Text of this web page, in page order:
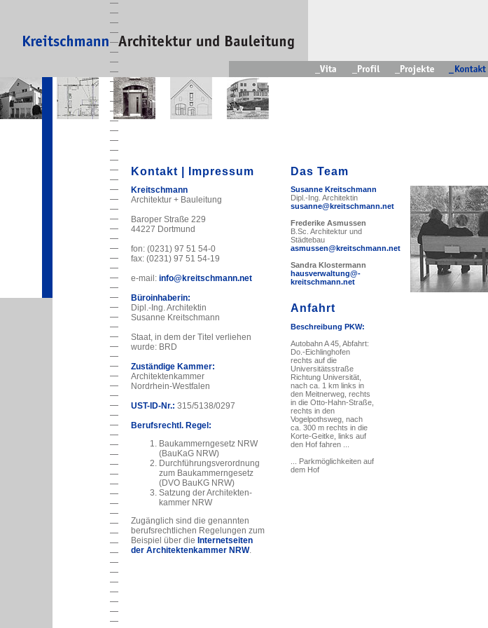
Kontakt | Impressum
Kreitschmann
Architektur + Bauleitung
Baroper Straße 229
44227 Dortmund
fon: (0231) 97 51 54-0
fax: (0231) 97 51 54-19
e-mail: info@kreitschmann.net
Büroinhaberin:
Dipl.-Ing. Architektin
Susanne Kreitschmann
Staat, in dem der Titel verliehen
wurde: BRD
Zuständige Kammer:
Architektenkammer
Nordrhein-Westfalen
UST-ID-Nr.: 315/5138/0297
Berufsrechtl. Regel:
Baukammerngesetz NRW
(BauKaG NRW)
Durchführungsverordnung
zum Baukammerngesetz
(DVO BauKG NRW)
Satzung der Architekten-
kammer NRW
Zugänglich sind die genannten
berufsrechtlichen Regelungen zum
Beispiel über die Internetseiten
der Architektenkammer NRW.
Das Team
Susanne Kreitschmann
Dipl.-Ing. Architektin
susanne@kreitschmann.net
Frederike Asmussen
B.Sc. Architektur und
Städtebau
asmussen@kreitschmann.net
Sandra Klostermann
hausverwaltung@­
kreitschmann.net
Anfahrt
Beschreibung PKW:
Autobahn A 45, Abfahrt:
Do.-Eichlinghofen
rechts auf die
Universitätsstraße
Richtung Universität,
nach ca. 1 km links in
den Meitnerweg, rechts
in die Otto-Hahn-Straße,
rechts in den
Vogelpothsweg, nach
ca. 300 m rechts in die
Korte-Geitke, links auf
den Hof fahren ...
... Parkmöglichkeiten auf
dem Hof